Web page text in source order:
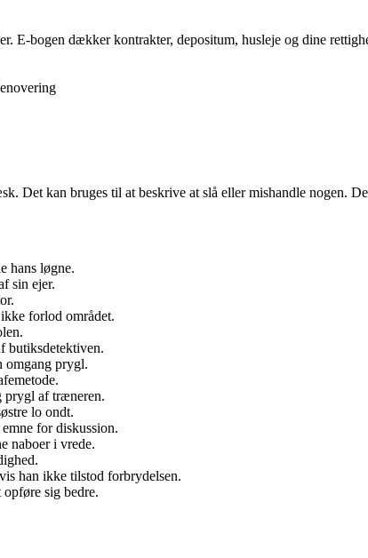
E-bogen dækker kontrakter, depositum, husleje og dine
Det kan bruges til at beskrive at slå eller mishandle nogen.
hans løgne.
sin ejer.
forlod området.
butiksdetektiven.
omgang prygl.
prygl af træneren.
lo ondt.
for diskussion.
naboer i vrede.
han ikke tilstod forbrydelsen.
sig bedre.